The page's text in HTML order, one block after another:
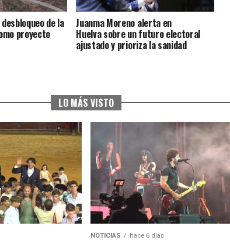
de la
proyecto
Juanma Moreno alerta en
Huelva sobre un futuro electoral
ajustado y prioriza la sanidad
LO MÁS VISTO
NOTICIAS hace 6 días